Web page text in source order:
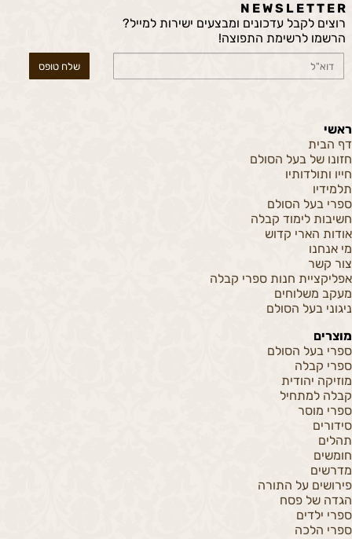
N E W S L E T T E R
רוצים לקבל עדכונים ומבצעים ישירות למייל?
הרשמו לרשימת התפוצה!
ראשי
דף הבית
חזונו של בעל הסולם
חייו ותולדותיו
תלמידיו
ספרי בעל הסולם
חשיבות לימוד קבלה
אודות הארי קדוש
מי אנחנו
צור קשר
אפליקציית חנות ספרי קבלה
מעקב משלוחים
ניגוני בעל הסולם
מוצרים
ספרי בעל הסולם
ספרי קבלה
מוזיקה יהודית
קבלה למתחיל
ספרי מוסר
סידורים
תהלים
חומשים
מדרשים
פירושים על התורה
הגדה של פסח
ספרי ילדים
ספרי הלכה